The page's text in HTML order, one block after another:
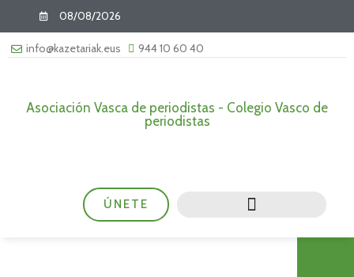
08/08/2026
info@kazetariak.eus 944 10 60 40
Asociación Vasca de periodistas - Colegio Vasco de
periodistas
ÚNETE